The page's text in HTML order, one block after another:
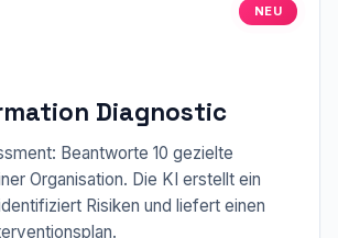
NEU
Diagnostic
Beantworte 10 gezielte
Organisation. Die KI erstellt ein
Risiken und liefert einen